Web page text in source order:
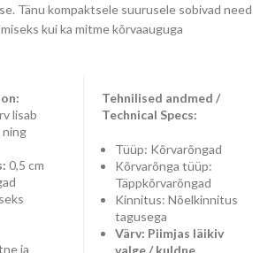
Tänu kompaktsele suurusele sobivad need
kui ka mitme kõrvaauguga
lisab
0,5 cm
ja
Tehnilised andmed /
Technical Specs:
Tüüp: Kõrvarõngad
Kõrvarõnga tüüp:
Täppkõrvarõngad
Kinnitus: Nõelkinnitus
tagusega
Värv: Piimjas läikiv
valge / kuldne